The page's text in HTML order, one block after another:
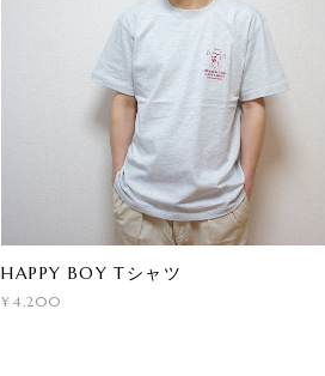
HAPPY BOY Tシャツ
¥4,200